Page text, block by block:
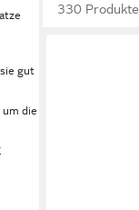
gut
um die
330 Produkte